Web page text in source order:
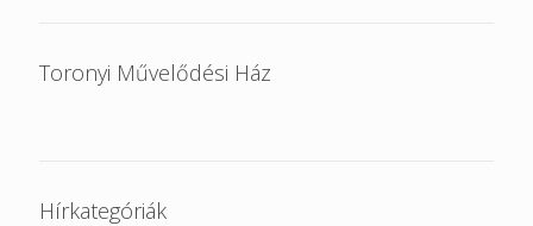
Toronyi Művelődési Ház
Hírkategóriák